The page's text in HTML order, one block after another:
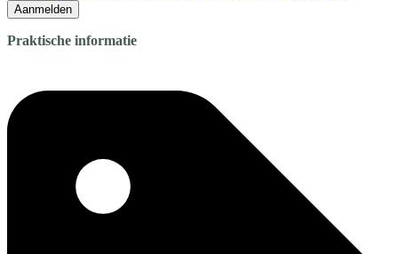
Aanmelden
Praktische informatie